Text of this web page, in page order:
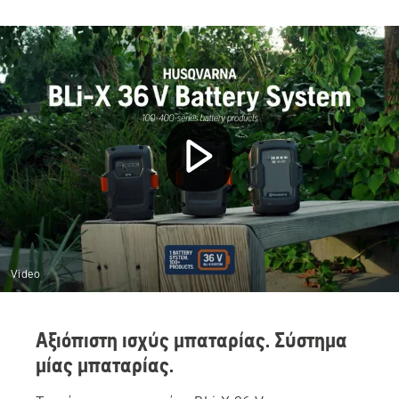
Video
Αξιόπιστη ισχύς μπαταρίας. Σύστημα
μίας μπαταρίας.